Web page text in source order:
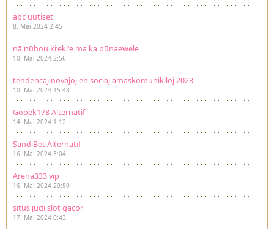
abc uutiset
8. Mai 2024 2:45
nā nūhou kiʻekiʻe ma ka pūnaewele
10. Mai 2024 2:56
tendencaj novaĵoj en sociaj amaskomunikiloj 2023
10. Mai 2024 15:48
Gopek178 Alternatif
14. Mai 2024 1:12
SandiBet Alternatif
16. Mai 2024 3:04
Arena333 vip
16. Mai 2024 20:50
situs judi slot gacor
17. Mai 2024 0:43